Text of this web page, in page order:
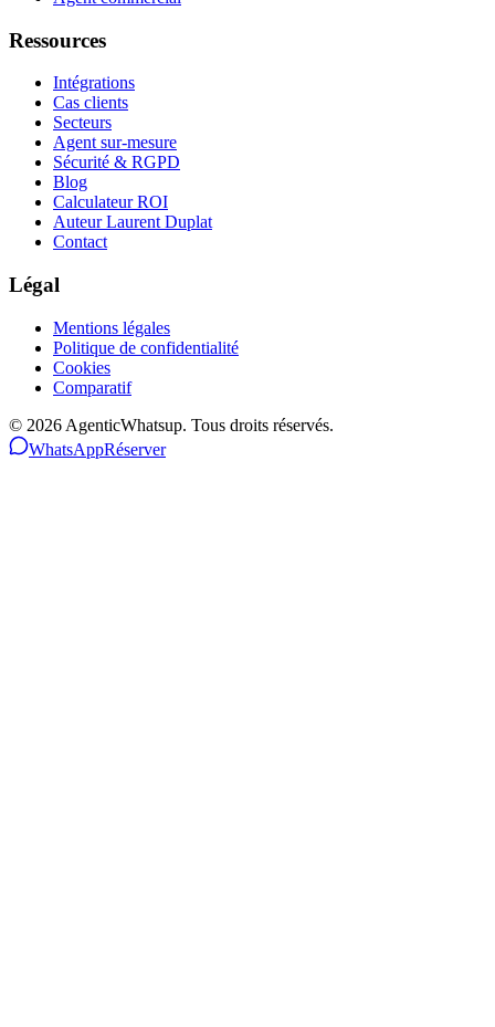
Ressources
Intégrations
Cas clients
Secteurs
Agent sur-mesure
Sécurité & RGPD
Blog
Calculateur ROI
Auteur Laurent Duplat
Contact
Légal
Mentions légales
Politique de confidentialité
Cookies
Comparatif
© 2026 AgenticWhatsup. Tous droits réservés.
WhatsAppRéserver